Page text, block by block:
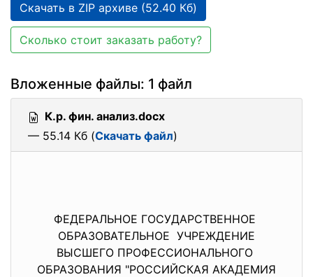
Скачать в ZIP архиве (52.40 Кб)
Сколько стоит заказать работу?
Вложенные файлы: 1 файл
К.р. фин. анализ.docx
— 55.14 Кб (Скачать файл)
ФЕДЕРАЛЬНОЕ ГОСУДАРСТВЕННОЕ
ОБРАЗОВАТЕЛЬНОЕ УЧРЕЖДЕНИЕ
ВЫСШЕГО ПРОФЕССИОНАЛЬНОГО
ОБРАЗОВАНИЯ "РОССИЙСКАЯ АКАДЕМИЯ